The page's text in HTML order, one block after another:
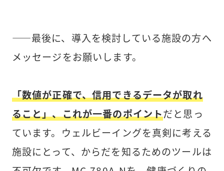
――最後に、導入を検討している施設の方へ
メッセージをお願いします。
「数値が正確で、信用できるデータが取れ
ること」、これが一番のポイントだと思っ
ています。ウェルビーイングを真剣に考える
施設にとって、からだを知るためのツールは